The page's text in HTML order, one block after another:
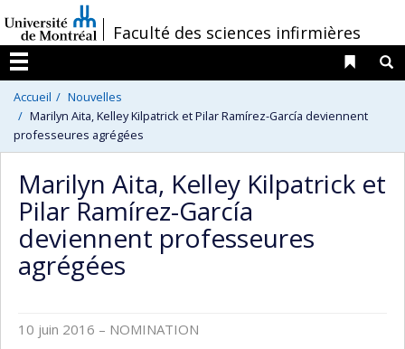
au
contenu
/Faculté des sciences infirmières
Menu
Liens
Accueil
Nouvelles
Marilyn Aita, Kelley Kilpatrick et Pilar Ramírez-García deviennent
professeures agrégées
Marilyn Aita, Kelley Kilpatrick et
Pilar Ramírez-García
deviennent professeures
agrégées
10 juin 2016 – NOMINATION